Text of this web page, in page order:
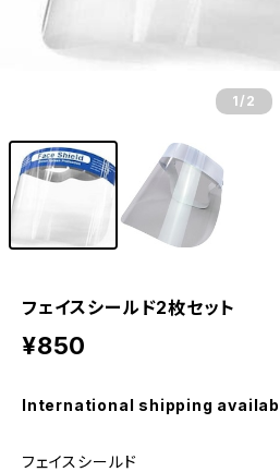
1 /2
フェイスシールド2枚セット
¥850
International shipping
フェイスシールド